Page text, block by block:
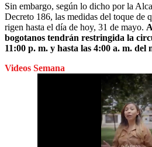
Sin embargo, según lo dicho por la
Decreto 186, las medidas del toque de
rigen hasta el día de hoy, 31 de mayo.
bogotanos tendrán restringida la
11:00 p. m. y hasta las 4:00 a. m. del
Videos Semana